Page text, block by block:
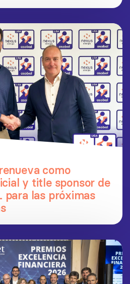
como
y title sponsor de
para las próximas